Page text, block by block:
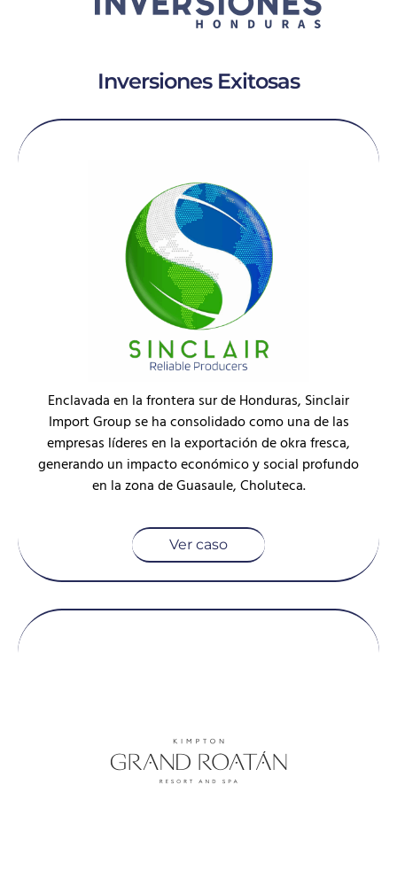
Inversiones Exitosas
Enclavada en la frontera sur de Honduras, Sinclair
Import Group se ha consolidado como una de las
empresas líderes en la exportación de okra fresca,
generando un impacto económico y social profundo
en la zona de Guasaule, Choluteca.
Ver caso